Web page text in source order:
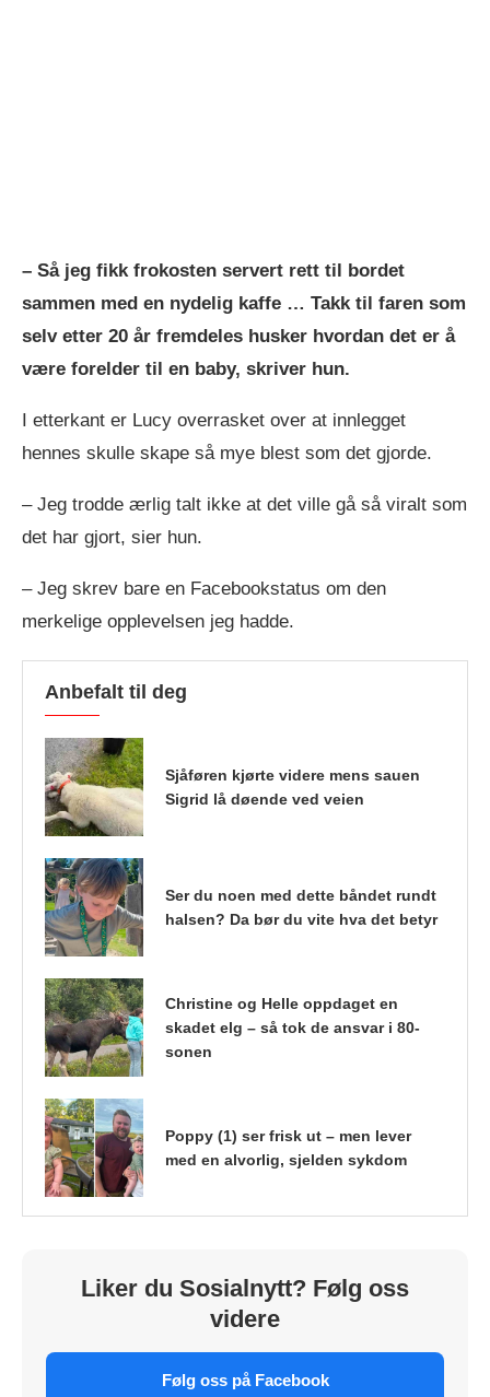
– Så jeg fikk frokosten servert rett til bordet
sammen med en nydelig kaffe … Takk til faren som
selv etter 20 år fremdeles husker hvordan det er å
være forelder til en baby, skriver hun.
I etterkant er Lucy overrasket over at innlegget
hennes skulle skape så mye blest som det gjorde.
– Jeg trodde ærlig talt ikke at det ville gå så viralt som
det har gjort, sier hun.
– Jeg skrev bare en Facebookstatus om den
merkelige opplevelsen jeg hadde.
Anbefalt til deg
Sjåføren kjørte videre mens sauen
Sigrid lå døende ved veien
Ser du noen med dette båndet rundt
halsen? Da bør du vite hva det betyr
Christine og Helle oppdaget en
skadet elg – så tok de ansvar i 80-
sonen
Poppy (1) ser frisk ut – men lever
med en alvorlig, sjelden sykdom
Liker du Sosialnytt? Følg oss
videre
Følg oss på Facebook